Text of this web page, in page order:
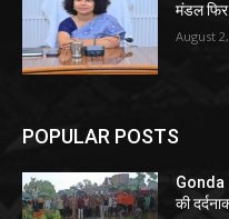
मंडल
August
POPULAR POSTS
Gonda
की